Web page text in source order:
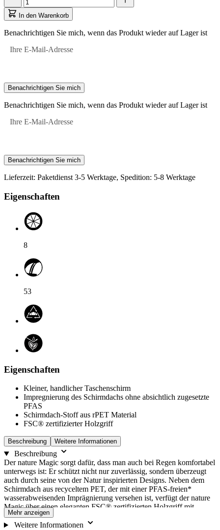
zwischen
den
Optionen
zu
aktualisiert
auf
1
In den Warenkorb
Benachrichtigen Sie mich, wenn das Produkt wieder auf Lager ist
Ihre E-Mail-Adresse
Benachrichtigen Sie mich
Benachrichtigen Sie mich, wenn das Produkt wieder auf Lager ist
Ihre E-Mail-Adresse
Benachrichtigen Sie mich
Lieferzeit: Paketdienst 3-5 Werktage, Spedition: 5-8 Werktage
Eigenschaften
8
53
Eigenschaften
Kleiner, handlicher Taschenschirm
Impregnierung des Schirmdachs ohne absichtlich zugesetzte
PFAS
Schirmdach-Stoff aus rPET Material
FSC® zertifizierter Holzgriff
Beschreibung Weitere Informationen
Beschreibung
Der nature Magic sorgt dafür, dass man auch bei Regen komfortabel
unterwegs ist: Er schützt nicht nur zuverlässig, sondern überzeugt
auch durch seine von der Natur inspirierten Designs. Neben dem
Schirmdach aus recyceltem PET, der mit einer PFAS-freien*
wasserabweisenden Imprägnierung versehen ist, verfügt der nature
Magic über einen eleganten FSC® zertifizierten Holzgriff mit
komfortabler Auf-Zu-Automatik. *die Beschichtung der nature
Regenschirme wird ohne absichtlich zugesetzte PFAS hergestellt
Mehr anzeigen
Weitere Informationen